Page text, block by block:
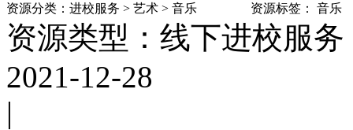
资源分类： 进校服务 > 艺术 > 音乐 资源标签： 音乐
资源类型：线下进校服务
2021-12-28
|